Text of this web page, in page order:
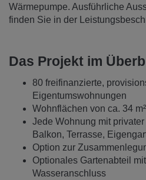
Wärmepumpe. Ausführliche
finden Sie in der
Das Projekt im
80 freifinanzierte,
Eigentumswohnungen
Wohnflächen von ca. 34
Jede Wohnung mit
Balkon, Terrasse,
Option zur
Optionales Gartenabteil
Wasseranschluss